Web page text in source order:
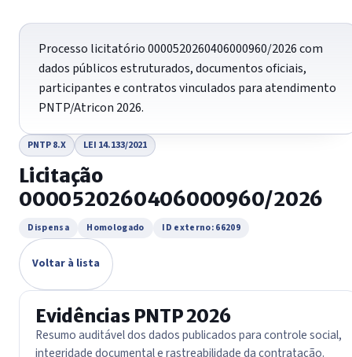
Processo licitatório 0000520260406000960/2026 com
dados públicos estruturados, documentos oficiais,
participantes e contratos vinculados para atendimento
PNTP/Atricon 2026.
PNTP 8.X LEI 14.133/2021
Licitação
0000520260406000960/2026
Dispensa Homologado ID externo: 66209
Voltar à lista
Evidências PNTP 2026
Resumo auditável dos dados publicados para controle social,
integridade documental e rastreabilidade da contratação.